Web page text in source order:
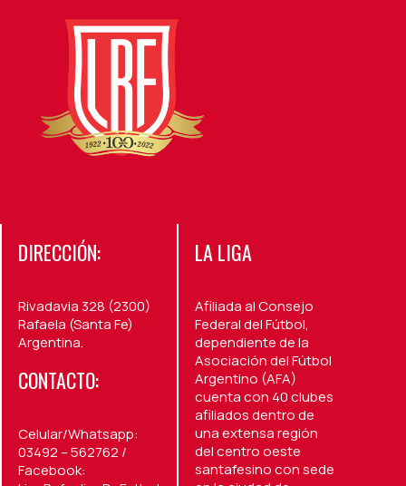
DIRECCIÓN:
Rivadavia 328 (2300)
Rafaela (Santa Fe)
Argentina.
CONTACTO:
Celular/Whatsapp:
03492 – 562762 /
Facebook:
LA LIGA
Afiliada al Consejo
Federal del Fútbol,
dependiente de la
Asociación del Fútbol
Argentino (AFA)
cuenta con 40 clubes
afiliados dentro de
una extensa región
del centro oeste
santafesino con sede